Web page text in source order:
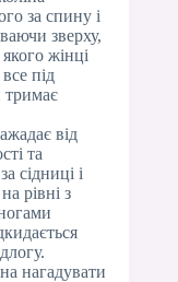
за спину і
зверху,
жінці
під
тримає
від
та
сідниці і
рівні з
нагадувати